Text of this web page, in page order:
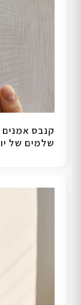
שלמים של